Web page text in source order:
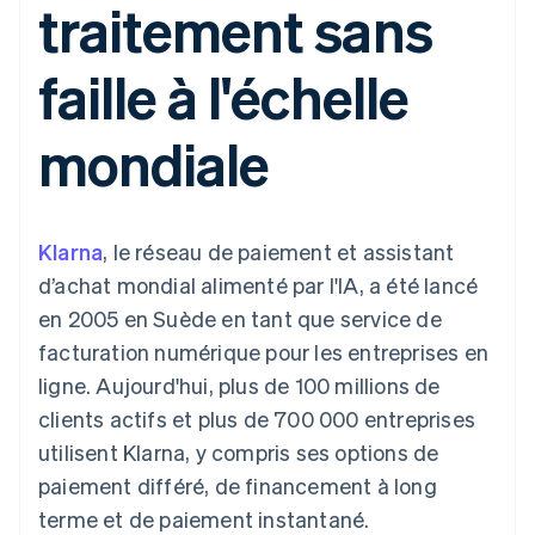
Moyens de
paiement
de 125
Terminal
personne
Authorization
optimisée
Paiements
accélérés
Connections
Comptes
financiers
associés
Comptabilité
automatisée
Stripe Sigma
Rapports
personnalisés
Data Pipeline
Synchronisation
des données
Product roadmap
l’application
Marketplaces
Gestion financière
Plateformes
SaaS
Entreprises d'IA
Économie des
créateurs
Jeux
Hôtellerie, voyages et
loisirs
Assurance
Médias et
divertissements
Organisations à but
non lucratif
Services aux
entreprises
Secteur public
Gérer des
abonnements
Proposer une
facturation à l'usage
Émettre des cartes
bancaires adossées à
des stablecoins
Fournir et gérer des
services avec des
Ressources
Intégrations
d'applications
Exemples de code
Blog des développeurs
État de l'API
Entreprise
Feuille de route
produits
Sessions : conférence
annuelle
Carrières
Communiqués de
Contact
Contacter notre équipe
Devenir partenaire
traitement sans
faille à l'échelle
mondiale
Klarna, le réseau de paiement et assistant
d’achat mondial alimenté par l'IA, a été lancé
en 2005 en Suède en tant que service de
facturation numérique pour les entreprises en
ligne. Aujourd'hui, plus de 100 millions de
clients actifs et plus de 700 000 entreprises
utilisent Klarna, y compris ses options de
paiement différé, de financement à long
terme et de paiement instantané.